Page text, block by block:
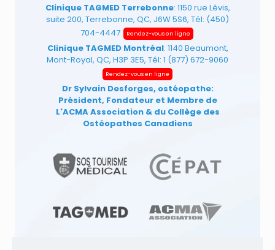
Clinique TAGMED Terrebonne: 1150 rue Lévis,
suite 200, Terrebonne, QC, J6W 5S6, Tél: (450)
704-4447
Rendez-vous en ligne
Clinique TAGMED Montréal: 1140 Beaumont,
Mont-Royal, QC, H3P 3E5, Tél: 1 (877) 672-9060
Rendez-vous en ligne
Dr Sylvain Desforges, ostéopathe:
Président, Fondateur et Membre de
L'ACMA Association & du Collège des
Ostéopathes Canadiens